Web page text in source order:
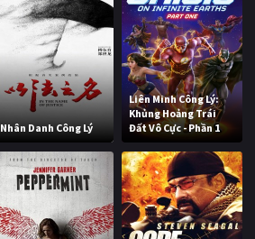
Nhân Danh Công Lý
Liên Minh Công Lý:
Khủng Hoảng Trái
Đất Vô Cực - Phần 1